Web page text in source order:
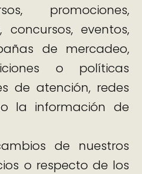
promociones,
concursos, eventos,
de mercadeo,
o políticas
de atención, redes
la información de
de nuestros
o respecto de los